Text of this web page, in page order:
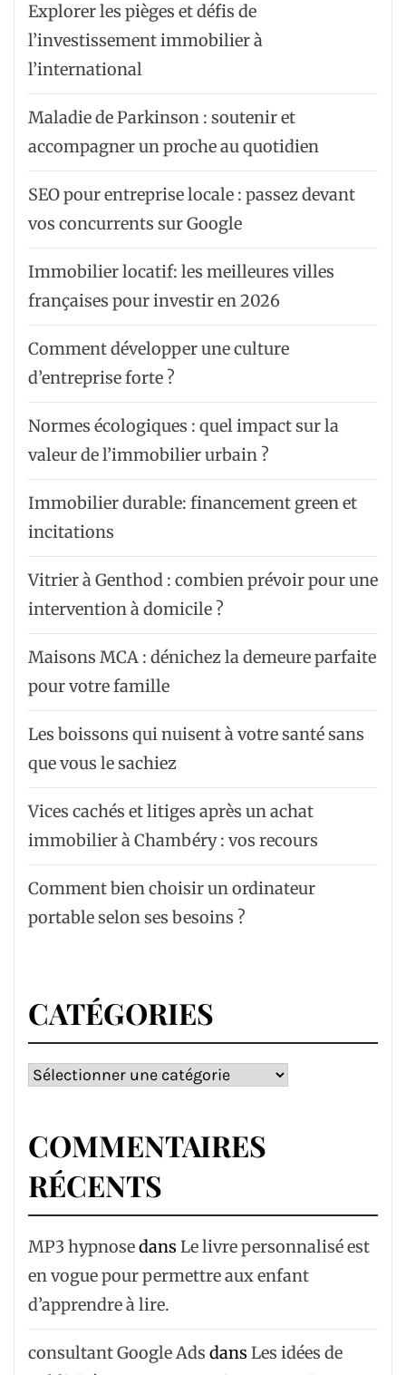
Explorer les pièges et défis de
l’investissement immobilier à
l’international
Maladie de Parkinson : soutenir et
accompagner un proche au quotidien
SEO pour entreprise locale : passez devant
vos concurrents sur Google
Immobilier locatif: les meilleures villes
françaises pour investir en 2026
Comment développer une culture
d’entreprise forte ?
Normes écologiques : quel impact sur la
valeur de l’immobilier urbain ?
Immobilier durable: financement green et
incitations
Vitrier à Genthod : combien prévoir pour une
intervention à domicile ?
Maisons MCA : dénichez la demeure parfaite
pour votre famille
Les boissons qui nuisent à votre santé sans
que vous le sachiez
Vices cachés et litiges après un achat
immobilier à Chambéry : vos recours
Comment bien choisir un ordinateur
portable selon ses besoins ?
CATÉGORIES
Catégories
COMMENTAIRES
RÉCENTS
MP3 hypnosedans Le livre personnalisé est
en vogue pour permettre aux enfant
d’apprendre à lire.
consultant Google Ads dans Les idées de